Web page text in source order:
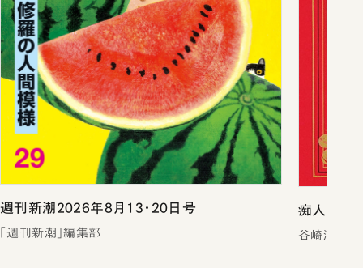
週刊新潮2026年8月13・20日号
「週刊新潮」編集部
痴人の愛
谷崎潤一郎